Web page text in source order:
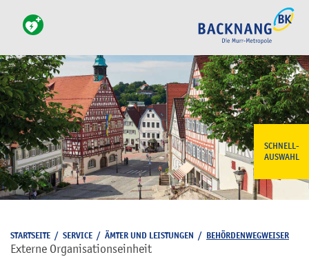
SCHNELL-
AUSWAHL
STARTSEITE / SERVICE / ÄMTER UND LEISTUNGEN / BEHÖRDENWEGWEISER
Externe Organisationseinheit